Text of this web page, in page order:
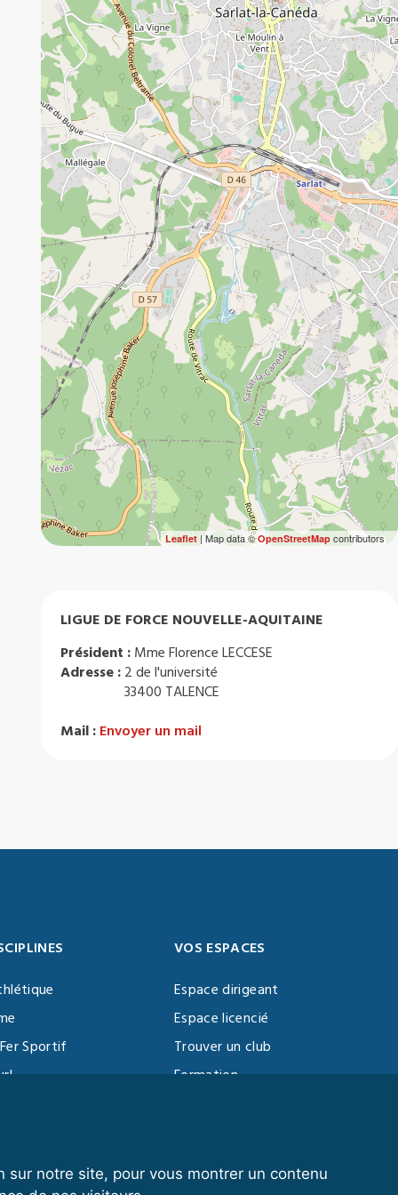
notre site, pour vous montrer un contenu
Leaflet| Map data ©OpenStreetMapcontributors
LIGUE DE FORCE NOUVELLE-AQUITAINE
Président : Mme Florence LECCESE
Adresse : 2 de l'université
33400 TALENCE
Mail : Envoyer un mail
Sportif
VOS ESPACES
Espace dirigeant
Espace licencié
Trouver un club
Formation